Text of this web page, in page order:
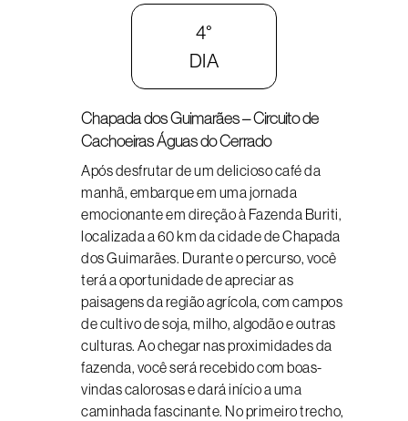
4°
DIA
Chapada dos Guimarães – Circuito de
Cachoeiras Águas do Cerrado
Após desfrutar de um delicioso café da
manhã, embarque em uma jornada
emocionante em direção à Fazenda Buriti,
localizada a 60 km da cidade de Chapada
dos Guimarães. Durante o percurso, você
terá a oportunidade de apreciar as
paisagens da região agrícola, com campos
de cultivo de soja, milho, algodão e outras
culturas. Ao chegar nas proximidades da
fazenda, você será recebido com boas-
vindas calorosas e dará início a uma
caminhada fascinante. No primeiro trecho,